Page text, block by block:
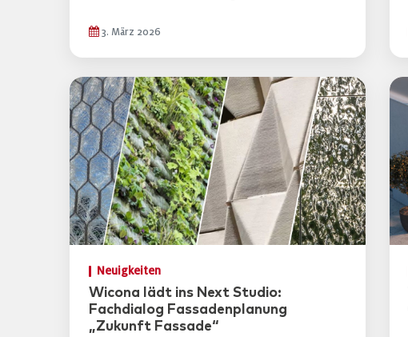
3. März 2026
Neuigkeiten
Wicona lädt ins Next Studio:
Fachdialog Fassadenplanung
„Zukunft Fassade“